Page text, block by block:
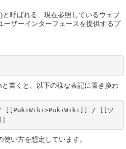
呼ばれる、現在参照しているウェブ
ーザーインターフェースを提供するプ
書くと、以下の様な表記に置き換わ
/ [[PukiWiki>PukiWiki]] / [[ツ
い方を想定しています。